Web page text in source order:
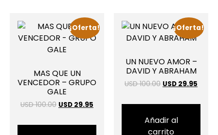
¡Oferta!
MAS QUE UN
VENCEDOR – GRUPO
GALE
USD 100.00 USD 29.95
¡Oferta!
UN NUEVO AMOR –
DAVID Y ABRAHAM
USD 100.00 USD 29.95
Añadir al
carrito